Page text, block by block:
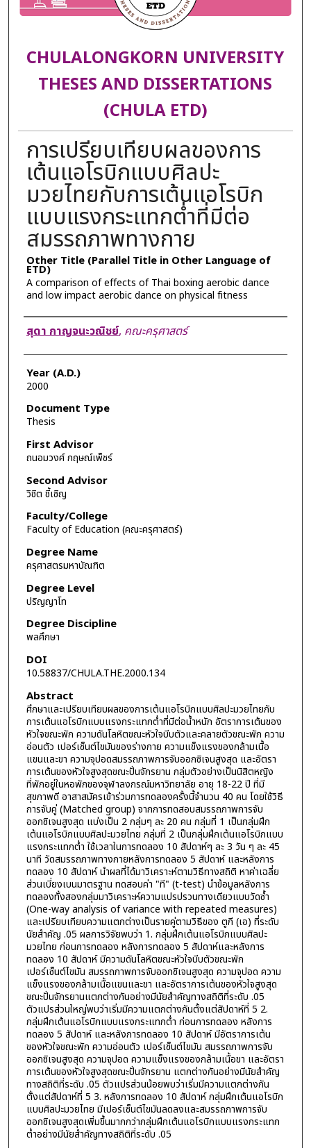
CHULALONGKORN UNIVERSITY
THESES AND DISSERTATIONS
(CHULA ETD)
การเปรียบเทียบผลของการ
เต้นแอโรบิกแบบศิลปะ
มวยไทยกับการเต้นแอโรบิก
แบบแรงกระแทกต่ำที่มีต่อ
สมรรถภาพทางกาย
Other Title (Parallel Title in Other Language of
ETD)
A comparison of effects of Thai boxing aerobic dance
and low impact aerobic dance on physical fitness
Author
สุดา กาญจนะวณิชย์, คณะครุศาสตร์
Year (A.D.)
2000
Document Type
Thesis
First Advisor
ถนอมวงศ์ กฤษณ์เพ็ชร์
Second Advisor
วิชิต ชี้เชิญ
Faculty/College
Faculty of Education (คณะครุศาสตร์)
Degree Name
ครุศาสตรมหาบัณฑิต
Degree Level
ปริญญาโท
Degree Discipline
พลศึกษา
DOI
10.58837/CHULA.THE.2000.134
Abstract
ศึกษาและเปรียบเทียบผลของการเต้นแอโรบิกแบบศิลปะมวยไทยกับ
การเต้นแอโรบิกแบบแรงกระแทกต่ำที่มีต่อน้ำหนัก อัตราการเต้นของ
หัวใจขณะพัก ความดันโลหิตขณะหัวใจบีบตัวและคลายตัวขณะพัก ความ
อ่อนตัว เปอร์เซ็นต์ไขมันของร่างกาย ความแข็งแรงของกล้ามเนื้อ
แขนและขา ความจุปอดสมรรถภาพการจับออกซิเจนสูงสุด และอัตรา
การเต้นของหัวใจสูงสุดขณะปั่นจักรยาน กลุ่มตัวอย่างเป็นนิสิตหญิง
ที่พักอยู่ในหอพักของจุฬาลงกรณ์มหาวิทยาลัย อายุ 18-22 ปี ที่มี
สุขภาพดี อาสาสมัครเข้าร่วมการทดลองครั้งนี้จำนวน 40 คน โดยใช้วิธี
การจับคู่ (Matched group) จากการทดสอบสมรรถภาพการจับ
ออกซิเจนสูงสุด แบ่งเป็น 2 กลุ่มๆ ละ 20 คน กลุ่มที่ 1 เป็นกลุ่มฝึก
เต้นแอโรบิกแบบศิลปะมวยไทย กลุ่มที่ 2 เป็นกลุ่มฝึกเต้นแอโรบิกแบบ
แรงกระแทกต่ำ ใช้เวลาในการทดลอง 10 สัปดาห์ๆ ละ 3 วัน ๆ ละ 45
นาที วัดสมรรถภาพทางกายหลังการทดลอง 5 สัปดาห์ และหลังการ
ทดลอง 10 สัปดาห์ นำผลที่ได้มาวิเคราะห์ตามวิธีทางสถิติ หาค่าเฉลี่ย
ส่วนเบี่ยงเบนมาตรฐาน ทดสอบค่า "ที" (t-test) นำข้อมูลหลังการ
ทดลองทั้งสองกลุ่มมาวิเคราะห์ความแปรปรวนทางเดียวแบบวัดซ้ำ
(One-way analysis of variance with repeated measures)
และเปรียบเทียบความแตกต่างเป็นรายคู่ตามวิธีของ ตูกี (เอ) ที่ระดับ
นัยสำคัญ .05 ผลการวิจัยพบว่า 1. กลุ่มฝึกเต้นแอโรบิกแบบศิลปะ
มวยไทย ก่อนการทดลอง หลังการทดลอง 5 สัปดาห์และหลังการ
ทดลอง 10 สัปดาห์ มีความดันโลหิตขณะหัวใจบีบตัวขณะพัก
เปอร์เซ็นต์ไขมัน สมรรถภาพการจับออกซิเจนสูงสุด ความจุปอด ความ
แข็งแรงของกล้ามเนื้อแขนและขา และอัตราการเต้นของหัวใจสูงสุด
ขณะปั่นจักรยานแตกต่างกันอย่างมีนัยสำคัญทางสถิติที่ระดับ .05
ตัวแปรส่วนใหญ่พบว่าเริ่มมีความแตกต่างกันตั้งแต่สัปดาห์ที่ 5 2.
กลุ่มฝึกเต้นแอโรบิกแบบแรงกระแทกต่ำ ก่อนการทดลอง หลังการ
ทดลอง 5 สัปดาห์ และหลังการทดลอง 10 สัปดาห์ มีอัตราการเต้น
ของหัวใจขณะพัก ความอ่อนตัว เปอร์เซ็นต์ไขมัน สมรรถภาพการจับ
ออกซิเจนสูงสุด ความจุปอด ความแข็งแรงของกล้ามเนื้อขา และอัตรา
การเต้นของหัวใจสูงสุดขณะปั่นจักรยาน แตกต่างกันอย่างมีนัยสำคัญ
ทางสถิติที่ระดับ .05 ตัวแปรส่วนน้อยพบว่าเริ่มมีความแตกต่างกัน
ตั้งแต่สัปดาห์ที่ 5 3. หลังการทดลอง 10 สัปดาห์ กลุ่มฝึกเต้นแอโรบิก
แบบศิลปะมวยไทย มีเปอร์เซ็นต์ไขมันลดลงและสมรรถภาพการจับ
ออกซิเจนสูงสุดเพิ่มขึ้นมากกว่ากลุ่มฝึกเต้นแอโรบิกแบบแรงกระแทก
ต่ำอย่างมีนัยสำคัญทางสถิติที่ระดับ .05